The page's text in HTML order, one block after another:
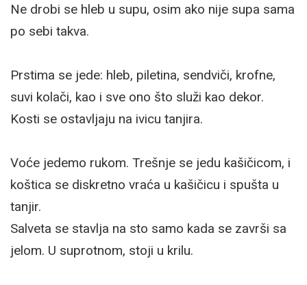
Ne drobi se hleb u supu, osim ako nije supa sama
po sebi takva.
Prstima se jede: hleb, piletina, sendviči, krofne,
suvi kolači, kao i sve ono što služi kao dekor.
Kosti se ostavljaju na ivicu tanjira.
Voće jedemo rukom. Trešnje se jedu kašičicom, i
koštica se diskretno vraća u kašičicu i spušta u
tanjir.
Salveta se stavlja na sto samo kada se završi sa
jelom. U suprotnom, stoji u krilu.